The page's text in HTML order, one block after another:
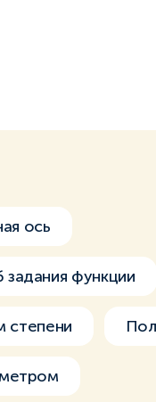
ось
задания функции
степени